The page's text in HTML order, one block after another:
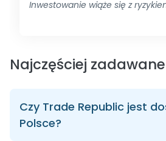
Inwestowanie wiąże się z
Najczęściej
Czy Trade Republic jest
Polsce?